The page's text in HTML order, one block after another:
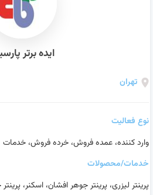
ایده برتر
تهران
نوع فعالیت
وارد کننده، عمده فروش، خرده فروش، خدمات
خدمات/محصولات
پرینتر لیزری، پرینتر جوهر افشان، اسکنر،